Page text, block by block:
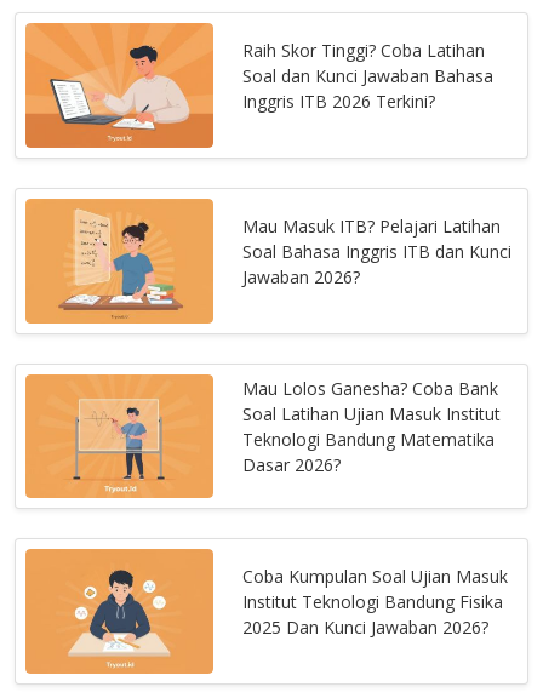
Raih Skor Tinggi? Coba Latihan
Soal dan Kunci Jawaban Bahasa
Inggris ITB 2026 Terkini?
Mau Masuk ITB? Pelajari Latihan
Soal Bahasa Inggris ITB dan Kunci
Jawaban 2026?
Mau Lolos Ganesha? Coba Bank
Soal Latihan Ujian Masuk Institut
Teknologi Bandung Matematika
Dasar 2026?
Coba Kumpulan Soal Ujian Masuk
Institut Teknologi Bandung Fisika
2025 Dan Kunci Jawaban 2026?